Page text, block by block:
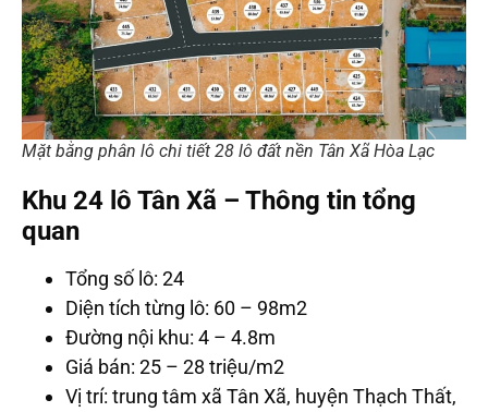
Mặt bằng phân lô chi tiết 28 lô đất nền Tân Xã Hòa Lạc
Khu 24 lô Tân Xã – Thông tin tổng
quan
Tổng số lô: 24
Diện tích từng lô: 60 – 98m2
Đường nội khu: 4 – 4.8m
Giá bán: 25 – 28 triệu/m2
Vị trí: trung tâm xã Tân Xã, huyện Thạch Thất,